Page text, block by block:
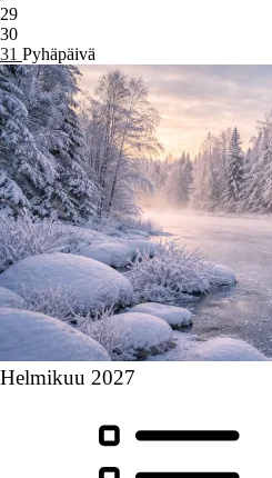
29
30
31 Pyhäpäivä
Helmikuu 2027